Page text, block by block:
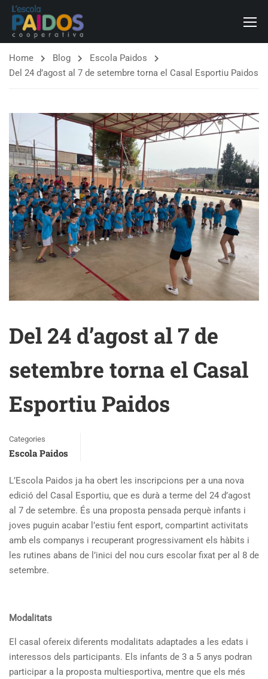
Home Blog
Escola Paidos
Del 24 d’agost al 7 de setembre torna el Casal Esportiu Paidos
Del 24 d’agost al 7 de
setembre torna el Casal
Esportiu Paidos
Categories
Escola Paidos
L’Escola Paidos ja ha obert les inscripcions per a una nova
edició del Casal Esportiu, que es durà a terme del 24 d’agost
al 7 de setembre. És una proposta pensada perquè infants i
joves puguin acabar l’estiu fent esport, compartint activitats
amb els companys i recuperant progressivament els hàbits i
les rutines abans de l’inici del nou curs escolar fixat per al 8 de
setembre.
Modalitats
El casal ofereix diferents modalitats adaptades a les edats i
interessos dels participants. Els infants de 3 a 5 anys podran
participar a la proposta multiesportiva, mentre que els més